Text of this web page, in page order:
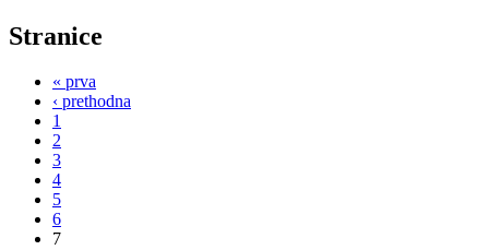
Stranice
« prva
‹ prethodna
1
2
3
4
5
6
7